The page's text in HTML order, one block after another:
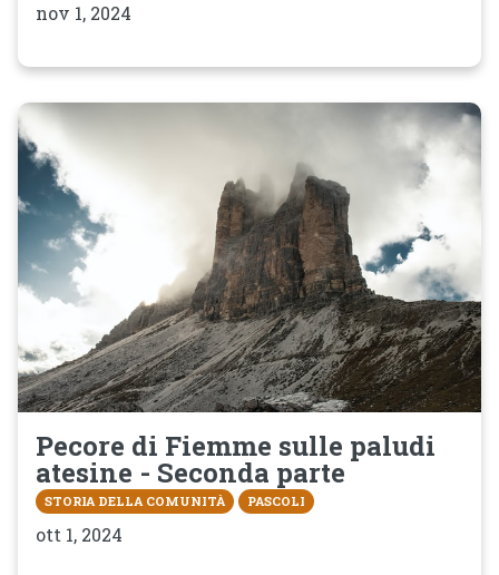
nov 1, 2024
Pecore di Fiemme sulle paludi
atesine - Seconda parte
STORIA DELLA COMUNITÀ PASCOLI
ott 1, 2024